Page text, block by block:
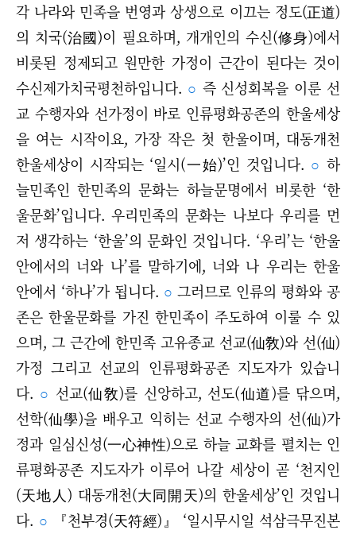
각 나라와 민족을 번영과 상생으로 이끄는 정도(正道)
의 치국(治國)이 필요하며, 개개인의 수신(修身)에서
비롯된 정제되고 원만한 가정이 근간이 된다는 것이
수신제가치국평천하입니다. ○ 즉 신성회복을 이룬 선
교 수행자와 선가정이 바로 인류평화공존의 한울세상
을 여는 시작이요, 가장 작은 첫 한울이며, 대동개천
한울세상이 시작되는 ‘일시(一始)’인 것입니다. ○ 하
늘민족인 한민족의 문화는 하늘문명에서 비롯한 ‘한
울문화’입니다. 우리민족의 문화는 나보다 우리를 먼
저 생각하는 ‘한울’의 문화인 것입니다. ‘우리’는 ‘한울
안에서의 너와 나’를 말하기에, 너와 나 우리는 한울
안에서 ‘하나’가 됩니다. ○ 그러므로 인류의 평화와 공
존은 한울문화를 가진 한민족이 주도하여 이룰 수 있
으며, 그 근간에 한민족 고유종교 선교(仙敎)와 선(仙)
가정 그리고 선교의 인류평화공존 지도자가 있습니
다. ○ 선교(仙敎)를 신앙하고, 선도(仙道)를 닦으며,
선학(仙學)을 배우고 익히는 선교 수행자의 선(仙)가
정과 일심신성(一心神性)으로 하늘 교화를 펼치는 인
류평화공존 지도자가 이루어 나갈 세상이 곧 ‘천지인
(天地人) 대동개천(大同開天)의 한울세상’인 것입니
다. ○ 『천부경(天符經)』 ‘일시무시일 석삼극무진본